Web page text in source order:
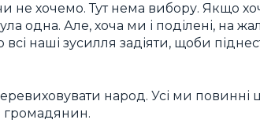
не хочемо. Тут нема вибору. Якщо
одна. Але, хоча ми і поділені, на
наші зусилля задіяти, щоби
народ. Усі ми
громадянин.